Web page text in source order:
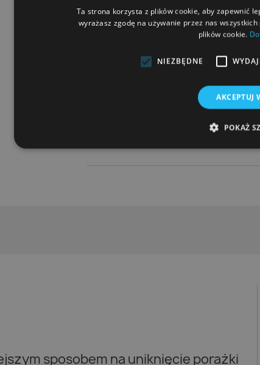
PowerBar Shot Magnesium
7,99 zł
sposobem na uniknięcie porażki
Ta strona korzysta z plików cookie, aby zapewnić
wyrażasz zgodę na używanie przez nas
plików cookie.
NIEZBĘDNE
AKCEPTUJ
POKAŻ